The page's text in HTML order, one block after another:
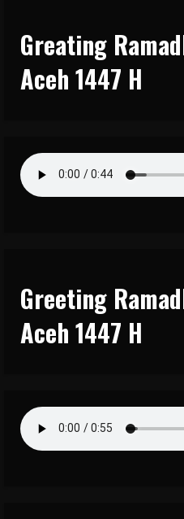
Greating
Aceh 1447 H
Greeting
Aceh 1447 H